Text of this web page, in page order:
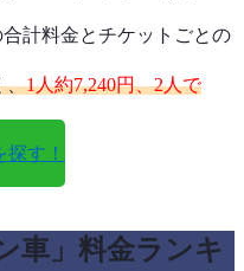
計料金とチケットごとの
、1人約7,240円、2人で
す！
車」料金ランキ